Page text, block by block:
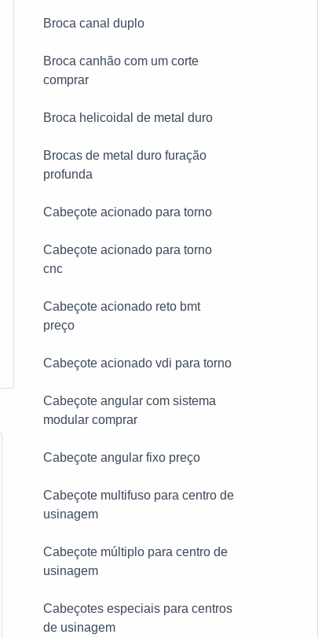
Broca canal duplo
Broca canhão com um corte
comprar
Broca helicoidal de metal duro
Brocas de metal duro furação
profunda
Cabeçote acionado para torno
Cabeçote acionado para torno
cnc
Cabeçote acionado reto bmt
preço
Cabeçote acionado vdi para torno
Cabeçote angular com sistema
modular comprar
Cabeçote angular fixo preço
Cabeçote multifuso para centro de
usinagem
Cabeçote múltiplo para centro de
usinagem
Cabeçotes especiais para centros
de usinagem